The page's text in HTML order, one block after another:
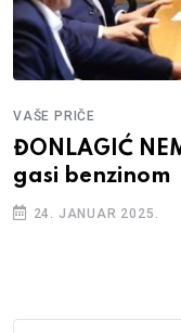
VAŠE PRIČE
ĐONLAGIĆ
gasi benzinom
24. JANUAR 2025.